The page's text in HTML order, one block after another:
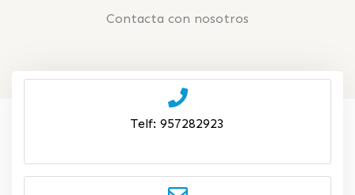
Contacta con nosotros
Telf: 957282923